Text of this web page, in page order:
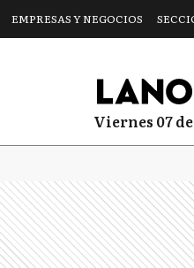
EMPRESAS Y NEGOCIOS
viernes 07